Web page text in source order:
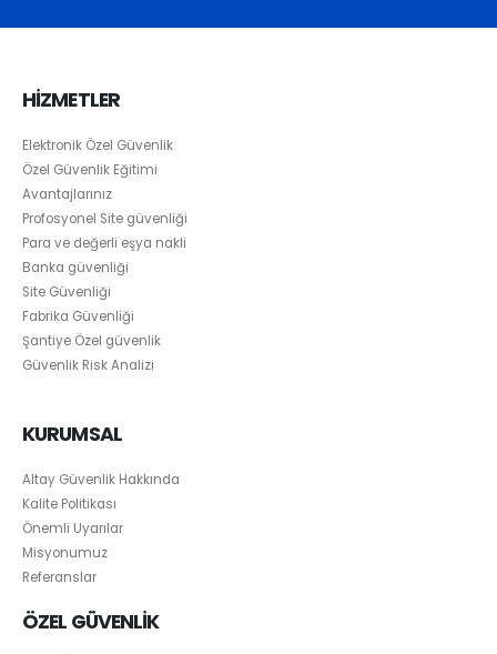
HİZMETLER
Elektronik Özel Güvenlik
Özel Güvenlik Eğitimi
Avantajlarınız
Profosyonel Site güvenliği
Para ve değerli eşya nakli
Banka güvenliği
Site Güvenliği
Fabrika Güvenliği
Şantiye Özel güvenlik
Güvenlik Risk Analizi
KURUMSAL
Altay Güvenlik Hakkında
Kalite Politikası
Önemli Uyarılar
Misyonumuz
Referanslar
ÖZEL GÜVENLİK